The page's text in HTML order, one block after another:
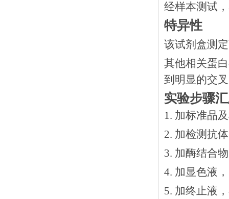
经样本测试
特异性
该试剂盒测
其他相关蛋
到明显的交
实验步骤
1. 加标准品
2. 加检测抗
3. 加酶结合
4. 加显色液
5. 加终止液